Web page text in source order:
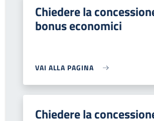
Chiedere la
bonus economici
VAI ALLA PAGINA
Chiedere la